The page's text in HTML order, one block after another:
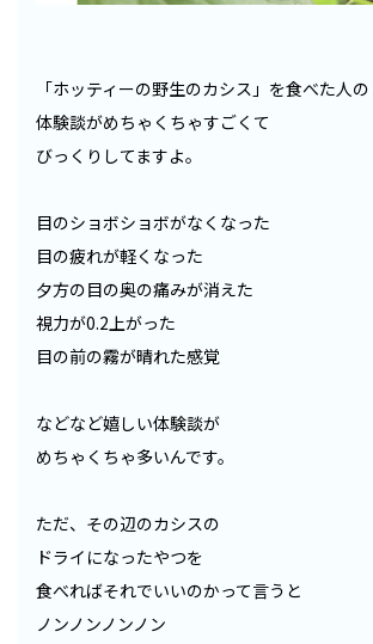
「ホッティーの野生のカシス」を食べた人の
体験談がめちゃくちゃすごくて
びっくりしてますよ。
目のショボショボがなくなった
目の疲れが軽くなった
夕方の目の奥の痛みが消えた
視力が0.2上がった
目の前の霧が晴れた感覚
などなど嬉しい体験談が
めちゃくちゃ多いんです。
ただ、その辺のカシスの
ドライになったやつを
食べればそれでいいのかって言うと
ノンノンノンノン